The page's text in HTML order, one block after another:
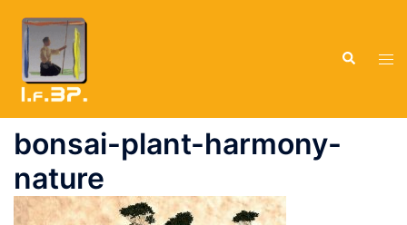
Inhalt
springen
Suche
bonsai-plant-harmony-
nature